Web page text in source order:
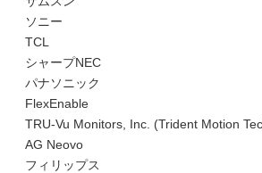
ソニー
TCL
シャープNEC
パナソニック
FlexEnable
TRU-Vu Monitors, Inc. (Trident Motion
AG Neovo
フィリップス